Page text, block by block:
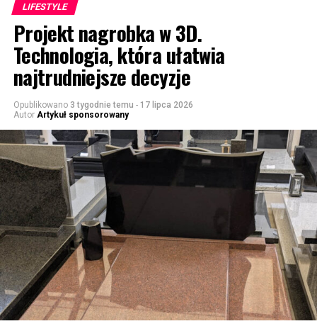
LIFESTYLE
Projekt nagrobka w 3D.
Technologia, która ułatwia
najtrudniejsze decyzje
Opublikowano 3 tygodnie temu - 17 lipca 2026
Autor Artykuł sponsorowany